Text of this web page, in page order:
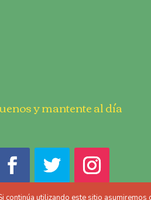
y mantente al día
utilizando este sitio asumiremos